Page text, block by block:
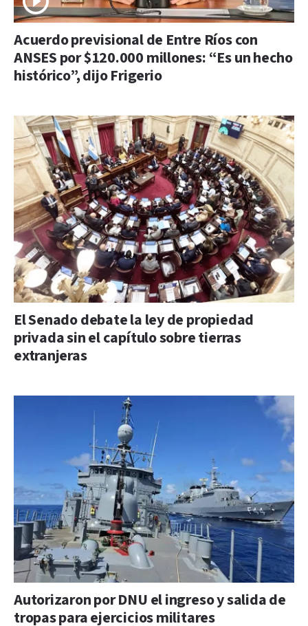
Acuerdo previsional de Entre Ríos con
ANSES por $120.000 millones: “Es un hecho
histórico”, dijo Frigerio
El Senado debate la ley de propiedad
privada sin el capítulo sobre tierras
extranjeras
Autorizaron por DNU el ingreso y salida de
tropas para ejercicios militares